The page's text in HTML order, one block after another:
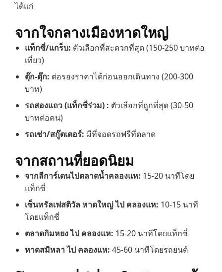
ได้แก่
จากใจกลางเมืองหาดใหญ่
แท็กซี่/แกร็บ: ตัวเลือกที่สะดวกที่สุด (150-250 บาทต่อ
เที่ยว)
ตุ๊ก-ตุ๊ก: ต่อรองราคาได้ก่อนออกเดินทาง (200-300
บาท)
รถสองแถว (แท็กซี่ร่วม) : ตัวเลือกที่ถูกที่สุด (30-50
บาทต่อคน)
รถเช่า/สกู๊ตเตอร์: มีที่จอดรถฟรีที่ตลาด
จากสถานที่ยอดนิยม
จากลีการ์เดนไปตลาดน้ำคลองแห: 15-20 นาทีโดย
แท็กซี่
เซ็นทรัลเฟสติวัล หาดใหญ่ ไป คลองแห: 10-15 นาที
โดยแท็กซี่
ตลาดกิมหยง ไป คลองแห: 15-20 นาทีโดยแท็กซี่
หาดสมิหลา ไป คลองแห: 45-60 นาทีโดยรถยนต์